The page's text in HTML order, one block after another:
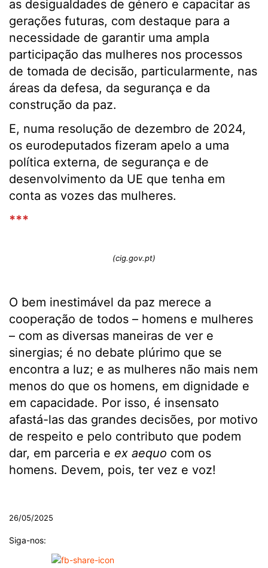
as desigualdades de género e capacitar as
gerações futuras, com destaque para a
necessidade de garantir uma ampla
participação das mulheres nos processos
de tomada de decisão, particularmente, nas
áreas da defesa, da segurança e da
construção da paz.
E, numa resolução de dezembro de 2024,
os eurodeputados fizeram apelo a uma
política externa, de segurança e de
desenvolvimento da UE que tenha em
conta as vozes das mulheres.
***
(cig.gov.pt)
O bem inestimável da paz merece a
cooperação de todos – homens e mulheres
– com as diversas maneiras de ver e
sinergias; é no debate plúrimo que se
encontra a luz; e as mulheres não mais nem
menos do que os homens, em dignidade e
em capacidade. Por isso, é insensato
afastá-las das grandes decisões, por motivo
de respeito e pelo contributo que podem
dar, em parceria e ex aequo com os
homens. Devem, pois, ter vez e voz!
26/05/2025
Siga-nos: